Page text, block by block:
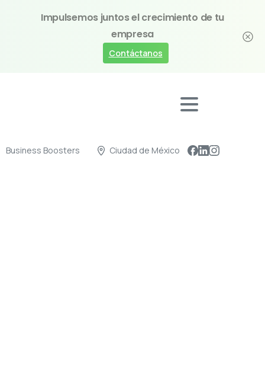
Impulsemos juntos el crecimiento de tu
empresa
Contáctanos
Business Boosters Ciudad de México